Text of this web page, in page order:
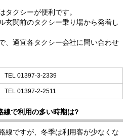
タクシーが便利です。
玄関前のタクシー乗り場から発着し
、適宜各タクシー会社に問い合わせ
TEL 01397-3-2339
TEL 01397-2-2511
で利用の多い時期は?
線ですが、冬季は利用客が少なくな